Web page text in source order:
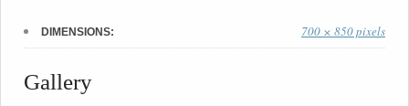
DIMENSIONS: 700 × 850 pixels
Gallery